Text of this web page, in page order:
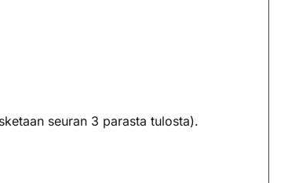
seuran 3 parasta tulosta).